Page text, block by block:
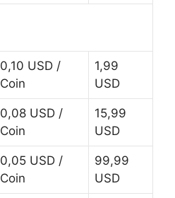
0,10 USD /
Coin
1,99
USD
0,08 USD /
Coin
15,99
USD
0,05 USD /
Coin
99,99
USD